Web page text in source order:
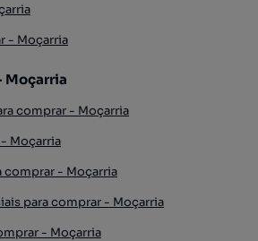
- Moçarria
Moçarria
comprar - Moçarria
Moçarria
comprar - Moçarria
para comprar - Moçarria
- Moçarria